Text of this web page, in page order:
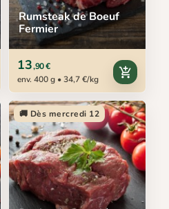
Rumsteak de Boeuf
Fermier
13,90 €
env. 400 g • 34,7 €/kg
add_shopping_cart
🚚 Dès mercredi 12